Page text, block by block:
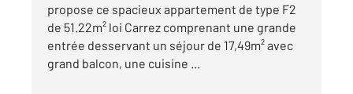
propose ce spacieux appartement de type F2
de 51.22m² loi Carrez comprenant une grande
entrée desservant un séjour de 17,49m² avec
grand balcon, une cuisine ...